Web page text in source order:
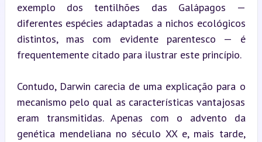
exemplo dos tentilhões das Galápagos —
diferentes espécies adaptadas a nichos ecológicos
distintos, mas com evidente parentesco — é
frequentemente citado para ilustrar este princípio.
Contudo, Darwin carecia de uma explicação para o
mecanismo pelo qual as características vantajosas
eram transmitidas. Apenas com o advento da
genética mendeliana no século XX e, mais tarde,